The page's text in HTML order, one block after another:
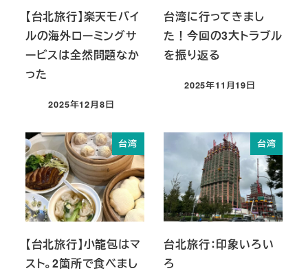
【台北旅行】楽天モバイ
ルの海外ローミングサ
ービスは全然問題なか
った
投稿日
2025年12月8日
台湾に行ってきまし
た！今回の3大トラブル
を振り返る
投稿日
2025年11月19日
台湾
【台北旅行】小籠包はマ
スト。2箇所で食べまし
台湾
台北旅行：印象いろい
ろ